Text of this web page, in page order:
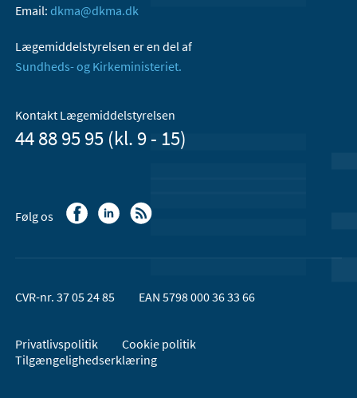
Email: dkma@dkma.dk
Lægemiddelstyrelsen er en del af
Sundheds- og Kirkeministeriet.
Kontakt Lægemiddelstyrelsen
44 88 95 95 (kl. 9 - 15)
Følg os
CVR-nr. 37 05 24 85 EAN 5798 000 36 33 66
Privatlivspolitik
Cookie politik
Tilgængelighedserklæring